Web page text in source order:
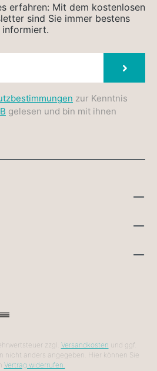
erfahren: Mit dem kostenlosen
sind Sie immer bestens
informiert.
zur Kenntnis
gelesen und bin mit ihnen
zzgl. Versandkosten und ggf.
nicht anders angegeben. Hier können Sie
Vertrag widerrufen.